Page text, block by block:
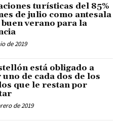
turísticas del 85%
de julio como antesala
buen verano para la
de 2019
está obligado a
uno de cada dos de los
que le restan por
de 2019